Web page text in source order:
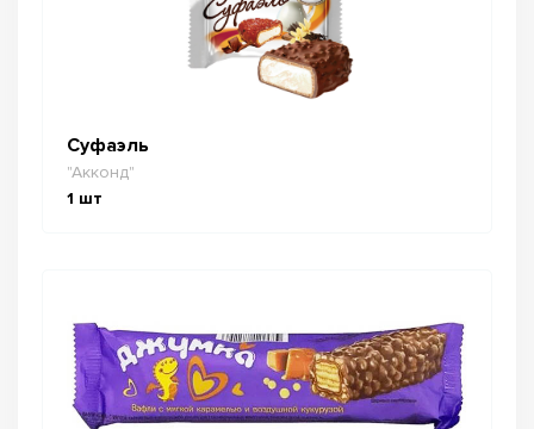
Суфаэль
"Акконд"
1 шт